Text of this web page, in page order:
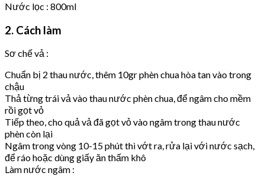
Nước lọc : 800ml
2. Cách làm
Sơ chế vả :
Chuẩn bị 2 thau nước, thêm 10gr phèn chua hòa tan vào trong
chậu
Thả từng trái vả vào thau nước phèn chua, để ngâm cho mềm
rồi gọt vỏ
Tiếp theo, cho quả vả đã gọt vỏ vào ngâm trong thau nước
phèn còn lại
Ngâm trong vòng 10-15 phút thì vớt ra, rửa lại với nước sạch,
để ráo hoặc dùng giấy ăn thấm khô
Làm nước ngâm :